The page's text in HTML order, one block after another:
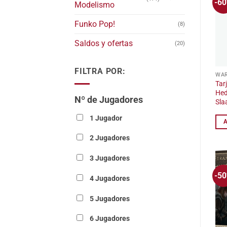
Modelismo
Funko Pop! (8)
Saldos y ofertas (20)
FILTRA POR:
Nº de Jugadores
1 Jugador
2 Jugadores
3 Jugadores
4 Jugadores
5 Jugadores
6 Jugadores
-
-